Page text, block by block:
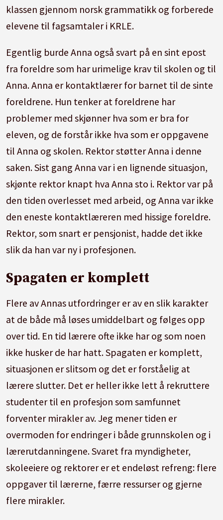
klassen gjennom norsk grammatikk og forberede
elevene til fagsamtaler i KRLE.
Egentlig burde Anna også svart på en sint epost
fra foreldre som har urimelige krav til skolen og til
Anna. Anna er kontaktlærer for barnet til de sinte
foreldrene. Hun tenker at foreldrene har
problemer med skjønner hva som er bra for
eleven, og de forstår ikke hva som er oppgavene
til Anna og skolen. Rektor støtter Anna i denne
saken. Sist gang Anna var i en lignende situasjon,
skjønte rektor knapt hva Anna sto i. Rektor var på
den tiden overlesset med arbeid, og Anna var ikke
den eneste kontaktlæreren med hissige foreldre.
Rektor, som snart er pensjonist, hadde det ikke
slik da han var ny i profesjonen.
Spagaten er komplett
Flere av Annas utfordringer er av en slik karakter
at de både må løses umiddelbart og følges opp
over tid. En tid lærere ofte ikke har og som noen
ikke husker de har hatt. Spagaten er komplett,
situasjonen er slitsom og det er forståelig at
lærere slutter. Det er heller ikke lett å rekruttere
studenter til en profesjon som samfunnet
forventer mirakler av. Jeg mener tiden er
overmoden for endringer i både grunnskolen og i
lærerutdanningene. Svaret fra myndigheter,
skoleeiere og rektorer er et endeløst refreng: flere
oppgaver til lærerne, færre ressurser og gjerne
flere mirakler.